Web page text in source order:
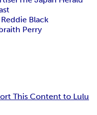
Black
Perry
This Content to Lulu